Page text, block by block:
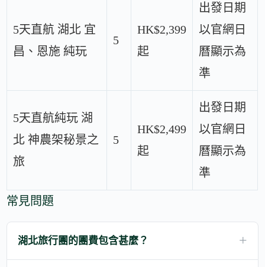
5天直航 湖北 宜
昌、恩施 純玩
5
HK$2,399
起
出發日期
以官網日
曆顯示為
準
5天直航純玩 湖
北 神農架秘景之
旅
5
HK$2,499
起
出發日期
以官網日
曆顯示為
準
常見問題
湖北旅行團的團費包含甚麼？